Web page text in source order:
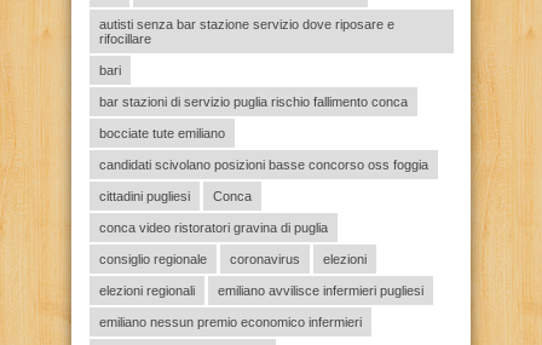
autisti senza bar stazione servizio dove riposare e
rifocillare
bari
bar stazioni di servizio puglia rischio fallimento conca
bocciate tute emiliano
candidati scivolano posizioni basse concorso oss foggia
cittadini pugliesi Conca
conca video ristoratori gravina di puglia
consiglio regionale coronavirus elezioni
elezioni regionali emiliano avvilisce infermieri pugliesi
emiliano nessun premio economico infermieri